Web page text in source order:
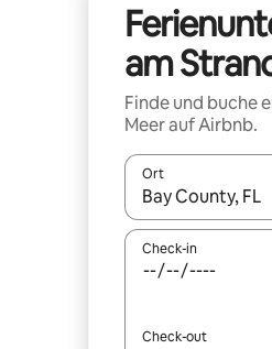
am
Finde und buche
Meer auf Airbnb.
Ort
Wenn
Check-in
Check-out